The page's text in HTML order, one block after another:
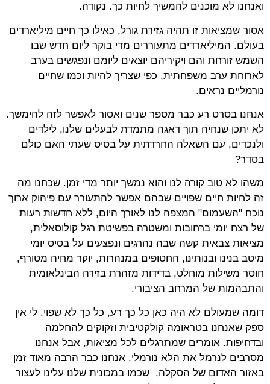
ואנחנו לא מוכנים להמשיך לחיות כך. נקודה.
אסור שמציאות זו תהיה גזירת גורל, כאילו כך חיים מיליארדים
בעולם. המיליארדים מתעוררים מדי בוקר ליום חדש שבו
השמש זורחת והם ויקיריהם יוצאים ליומם ונפגשים בערב
לארוחת ערב משפחתית, כפי שצריך להיות וכמו שחיים
נורמליים נראים.
אנחנו בסרט רע כבר מספר שנים ואסור לאפשר לזה להימשך.
לא יתכן שנחיה תוך דאגה מתמדת לבעלים שלנו, לילדים
ולנכדים, עם השאלה החרדתית על בסיס שעתי האם כולם
בסדר?
משהו לא טוב קורה לנו והוא נמשך יותר מדי זמן. שכחנו מה
זה לחיות חיים שפויים שבהם אפשר להתעורר עם פיהוק ארוך
נוכח "השעמום" המצפה לנו לאורך היום, ללא חדשות רעות
של רצח יומי ברחובות ומשטרה בפשיטת רגל קולוסאלית,
מציאות צבאית קשה שבה נהרגים ונפצעים על בסיס יומי
מיטב בנינו ובנותינו, החטופים במנהרות, יוקר מחיה מטורף,
חוסר משילות מוחלט, בדידות מזהרת בזירה הבינלאומית
והתבהמות של המרחב הציבורי.
דומה שמעולם לא היה כאן כל כך רע, כל כך לא שפוי. לי אין
ספק שאנחנו בטראומה קולקטיבית וזקוקים להחלמה
ובדחיפות. אומרים שמתרגלים לכל מציאות, אבל אנחנו
מסרבים לנרמל את הלא נורמלי. אנחנו כבר הרבה מאוד זמן
באזור האדום של הסקלה, שכמו במכונית שלנו עלינו לעצור